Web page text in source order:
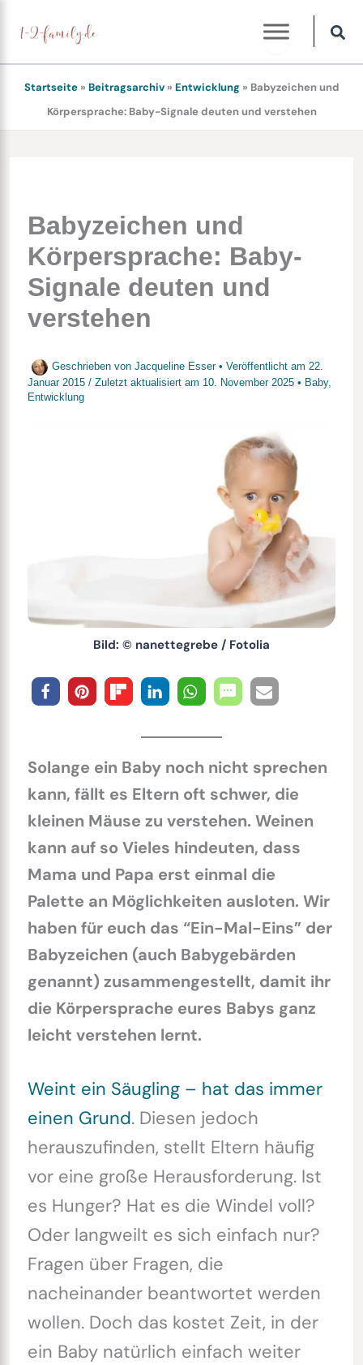
Inhalt
springen
Startseite» Beitragsarchiv» Entwicklung» Babyzeichen und
Körpersprache: Baby-Signale deuten und verstehen
Babyzeichen und
Körpersprache: Baby-
Signale deuten und
verstehen
Geschrieben von Jacqueline Esser • Veröffentlicht am 22.
Januar 2015 / Zuletzt aktualisiert am 10. November 2025• Baby,
Entwicklung
Bild: © nanettegrebe / Fotolia
Solange ein Baby noch nicht sprechen
kann, fällt es Eltern oft schwer, die
kleinen Mäuse zu verstehen. Weinen
kann auf so Vieles hindeuten, dass
Mama und Papa erst einmal die
Palette an Möglichkeiten ausloten. Wir
haben für euch das “Ein-Mal-Eins” der
Babyzeichen (auch Babygebärden
genannt) zusammengestellt, damit ihr
die Körpersprache eures Babys ganz
leicht verstehen lernt.
Weint ein Säugling – hat das immer
einen Grund. Diesen jedoch
herauszufinden, stellt Eltern häufig
vor eine große Herausforderung. Ist
es Hunger? Hat es die Windel voll?
Oder langweilt es sich einfach nur?
Fragen über Fragen, die
nacheinander beantwortet werden
wollen. Doch das kostet Zeit, in der
ein Baby natürlich einfach weiter